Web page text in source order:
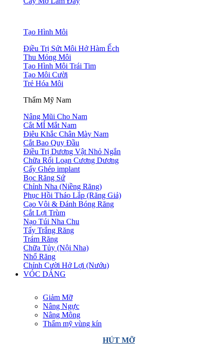
Tạo Hình Môi
Điều Trị Sứt Môi Hở Hàm Ếch
Thu Mỏng Môi
Tạo Hình Môi Trái Tim
Tạo Môi Cười
Trẻ Hóa Môi
Thẩm Mỹ Nam
Nâng Mũi Cho Nam
Cắt MÍ Mắt Nam
Điêu Khắc Chân Mày Nam
Cắt Bao Quy Đầu
Điều Trị Dương Vật Nhỏ Ngắn
Chữa Rối Loạn Cương Dương
Cấy Ghép implant
Bọc Răng Sứ
Chỉnh Nha (Niềng Răng)
Phục Hồi Tháo Lắp (Răng Giả)
Cạo Vôi & Đánh Bóng Răng
Cắt Lợi Trùm
Nạo Túi Nha Chu
Tẩy Trắng Răng
Trám Răng
Chữa Tủy (Nội Nha)
Nhổ Răng
Chỉnh Cười Hở Lợi (Nướu)
VÓC DÁNG
Giảm Mỡ
Nâng Ngực
Nâng Mông
Thẩm mỹ vùng kín
HÚT MỠ